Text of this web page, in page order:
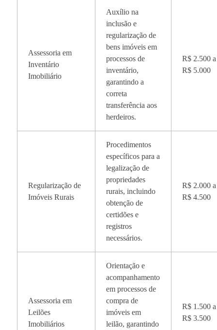
Assessoria em
Inventário
Imobiliário
Auxílio na
inclusão e
regularização de
bens imóveis em
processos de
inventário,
garantindo a
correta
transferência aos
herdeiros.
R$ 2.500 a
R$ 5.000
Regularização de
Imóveis Rurais
Procedimentos
específicos para a
legalização de
propriedades
rurais, incluindo
obtenção de
certidões e
registros
necessários.
R$ 2.000 a
R$ 4.500
Assessoria em
Leilões
Imobiliários
Orientação e
acompanhamento
em processos de
compra de
imóveis em
leilão, garantindo
R$ 1.500 a
R$ 3.500